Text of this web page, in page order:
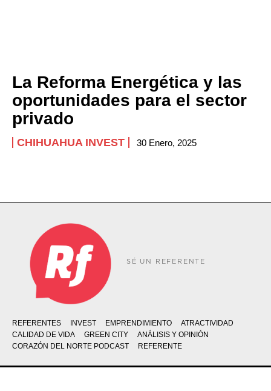
La Reforma Energética y las
oportunidades para el sector
privado
CHIHUAHUA INVEST 30 Enero, 2025
SÉ UN REFERENTE
REFERENTES INVEST EMPRENDIMIENTO
ATRACTIVIDAD
CALIDAD DE VIDA
GREEN CITY
ANÁLISIS Y OPINIÓN
CORAZÓN DEL NORTE PODCAST
REFERENTE